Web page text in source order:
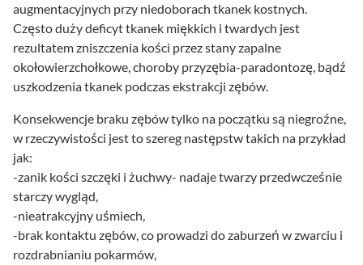
augmentacyjnych przy niedoborach tkanek kostnych.
Często duży deficyt tkanek miękkich i twardych jest
rezultatem zniszczenia kości przez stany zapalne
okołowierzchołkowe, choroby przyzębia-paradontozę, bądź
uszkodzenia tkanek podczas ekstrakcji zębów.
Konsekwencje braku zębów tylko na początku są niegroźne,
w rzeczywistości jest to szereg następstw takich na przykład
jak:
-zanik kości szczęki i żuchwy- nadaje twarzy przedwcześnie
starczy wygląd,
-nieatrakcyjny uśmiech,
-brak kontaktu zębów, co prowadzi do zaburzeń w zwarciu i
rozdrabnianiu pokarmów,